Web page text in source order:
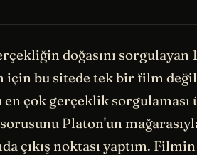
doğasını sorgulayan
bu sitede tek bir film
çok gerçeklik sorgulaması
sorusunu Platon'un
çıkış noktası yaptım.